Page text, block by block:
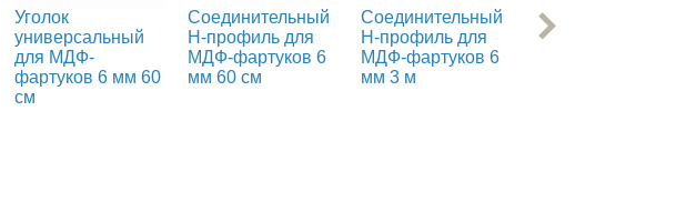
Уголок
универсальный
для МДФ-
фартуков 6 мм 60
см
Соединительный
Н-профиль для
МДФ-фартуков 6
мм 60 см
Соединительный
H-профиль для
МДФ-фартуков 6
мм 3 м
Уголок наружный
F-профиль для